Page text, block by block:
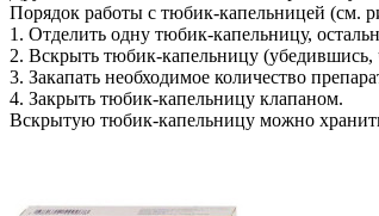
Порядок работы с тюбик-капельницей (см.
1. Отделить одну тюбик-капельницу,
2. Вскрыть тюбик-капельницу
3. Закапать необходимое количество
4. Закрыть тюбик-капельницу клапаном.
Вскрытую тюбик-капельницу можно